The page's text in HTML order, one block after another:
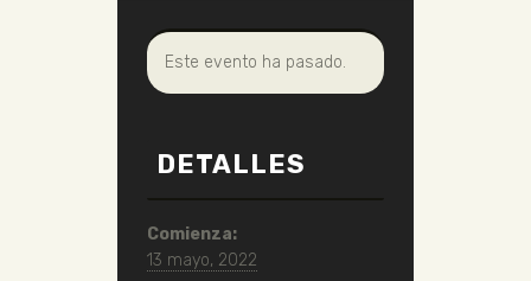
Este evento ha pasado.
DETALLES
Comienza:
13 mayo, 2022